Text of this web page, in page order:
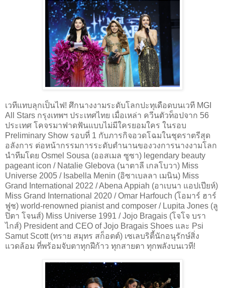
เวทีแทบลุกเป็นไฟ! ศึกนางงามระดับโลกปะทุเดือดบนเวที MGI
All Stars กรุงเทพฯ ประเทศไทย เมื่อเหล่า ควีนตัวท็อปจาก 56
ประเทศ โคจรมาฟาดฟันแบบไม่มีใครยอมใคร ในรอบ
Preliminary Show รอบที่ 1 กับภารกิจอวดโฉมในชุดราตรีสุด
อลังการ ต่อหน้ากรรมการระดับตำนานของวงการนางงามโลก
นำทีมโดย Osmel Sousa (ออสเมล ซูซา) legendary beauty
pageant icon / Natalie Glebova (นาตาลี เกลโบวา) Miss
Universe 2005 / Isabella Menin (อิซาเบลลา เมนิน) Miss
Grand International 2022 / Abena Appiah (อาเบนา แอปเปียห์)
Miss Grand International 2020 / Omar Harfouch (โอมาร์ ฮาร์
ฟูช) world-renowned pianist and composer / Lupita Jones (ลู
ปิตา โจนส์) Miss Universe 1991 / Jojo Bragais (โจโจ บรา
ไกส์) President and CEO of Jojo Bragais Shoes และ Psi
Samut Scott (ทราย สมุทร สก็อตต์) เซเลบริตี้นักอนุรักษ์สิ่ง
แวดล้อม ที่พร้อมจับตาทุกฝีก้าว ทุกสายตา ทุกพลังบนเวที!